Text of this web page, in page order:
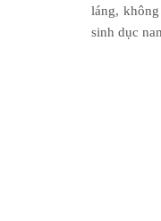
láng,
sinh dục